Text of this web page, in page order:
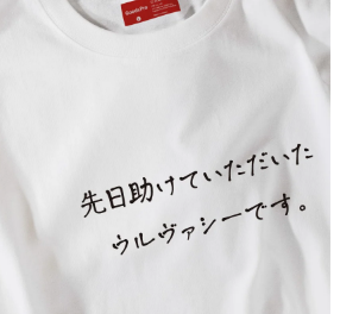
カートに入れる
でオリジナルのサイズで製作する
してはご希望の仕上がりサイズ
辺（すべての辺をプラス10ｍｍ）
で製作ください。（重要な情報な
仕上がりサイズから四辺内側に
内側の範囲内でデザイン校正して
ザインを利用してのぼり旗を
ぼり旗に対してお客様の任意の
情報・お店情報などを埋め込
ます。ご購入時にご希望の店舗
載ください。専任のデザイナー
ザインします。書体などのご指
、のぼりのイメージに最適のフ
ながらチチの向きを決めてから
るとどの方向でデザインをする
めくかもしれません。デザイン
ましてはお客様の好みもあり
れる方（お客様）ができる限
ザインをみるよりも正像でみら
を提供したいかと思いますので
にするとよいかもしれません。
特殊なのぼり旗にも適合する加
す。
）とは、革や布などに開けた穴
めに取り付けるリングです。壁
どで固定して、突風で倒れること
特殊なのぼり旗にも適合する加
す。
）とは、革や布などに開けた穴
めに取り付けるリングです。壁
どで固定して、突風で倒れること
合、補強が無償で付いてきます。
で一番良く使用される生地で
みが薄く、裏側にインクが浸透
す。
［ +66円 ］
［ +99円 ］
4本（5分割）